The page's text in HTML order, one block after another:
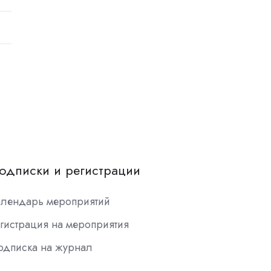
и регистрации
мероприятий
на мероприятия
на журнал